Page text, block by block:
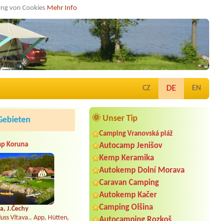
von Cookies Mehr Info
CZ DE EN
🌞 Unser Tip
Camping Vranovská pláž
Autocamp Jenišov
Kemp Keramika
Autokemp Dolní Morava
Caravan Camping
Autokemp Kačer
Camping Olšina
Koruna
J.Čechy
Vltava.. App, Hütten,